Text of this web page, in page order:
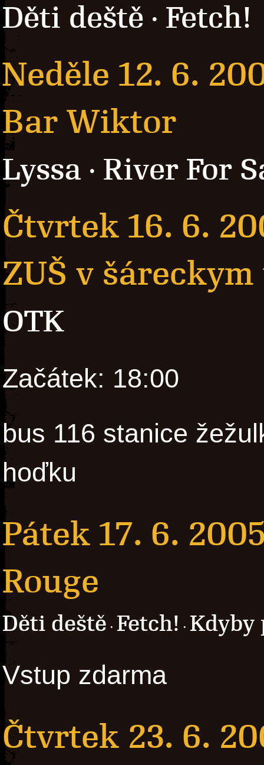
Děti deště · Fetch!
Neděle 12. 6.
Bar Wiktor
Lyssa · River For
Čtvrtek 16. 6.
ZUŠ v
OTK
Začátek: 18:00
bus 116 stanice
hoďku
Pátek 17. 6.
Rouge
Děti deště · Fetch! · Kdyby
Vstup zdarma
Čtvrtek 23. 6.